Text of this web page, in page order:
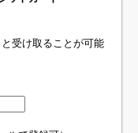
受け取ることが可能